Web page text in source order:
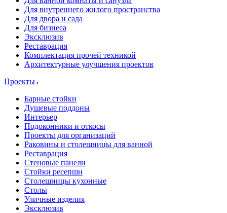
Для внутреннего жилого пространства
Для двора и сада
Для бизнеса
Эксклюзив
Реставрация
Комплектация прочей техникой
Архитектурные улучшения проектов
Проекты
Барные стойки
Душевые поддоны
Интерьер
Подоконники и откосы
Проекты для организаций
Раковины и столешницы для ванной
Реставрация
Стеновые панели
Стойки ресепшн
Столешницы кухонные
Столы
Уличные изделия
Эксклюзив